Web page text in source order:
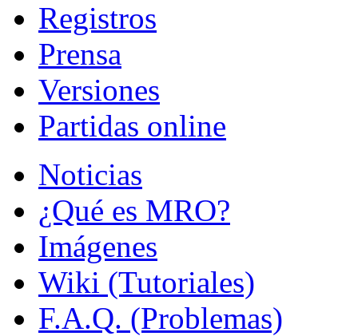
Registros
Prensa
Versiones
Partidas online
Noticias
¿Qué es MRO?
Imágenes
Wiki (Tutoriales)
F.A.Q. (Problemas)